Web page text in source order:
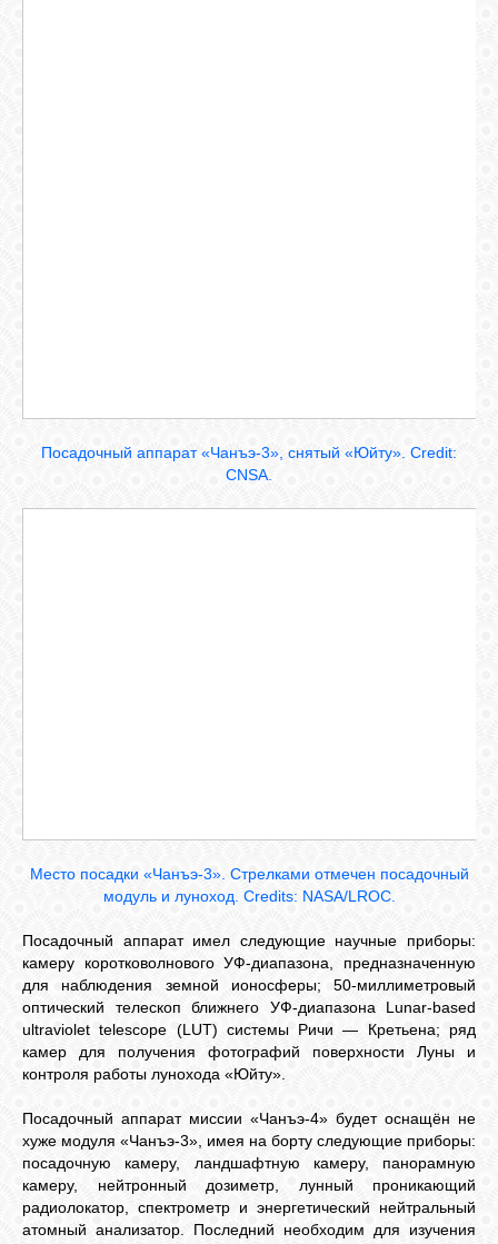
Посадочный аппарат «Чанъэ-3», снятый «Юйту». Credit:
CNSA.
Место посадки «Чанъэ-3». Стрелками отмечен посадочный
модуль и луноход. Credits: NASA/LROC.
Посадочный аппарат имел следующие научные приборы:
камеру коротковолнового УФ-диапазона, предназначенную
для наблюдения земной ионосферы; 50-миллиметровый
оптический телескоп ближнего УФ-диапазона Lunar-based
ultraviolet telescope (LUT) системы Ричи — Кретьена; ряд
камер для получения фотографий поверхности Луны и
контроля работы лунохода «Юйту».
Посадочный аппарат миссии «Чанъэ-4» будет оснащён не
хуже модуля «Чанъэ-3», имея на борту следующие приборы:
посадочную камеру, ландшафтную камеру, панорамную
камеру, нейтронный дозиметр, лунный проникающий
радиолокатор, спектрометр и энергетический нейтральный
атомный анализатор. Последний необходим для изучения